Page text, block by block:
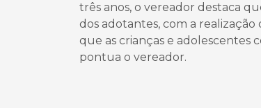
três anos, o vereador destaca
dos adotantes, com a
que as crianças e adolescentes
pontua o vereador.